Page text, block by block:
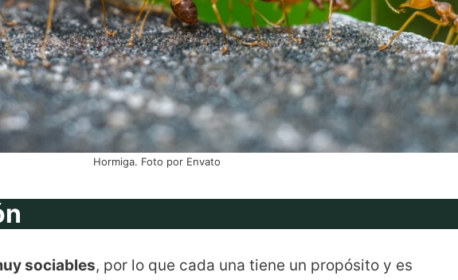
Hormiga. Foto por Envato
sociables, por lo que cada una tiene un propósito y es